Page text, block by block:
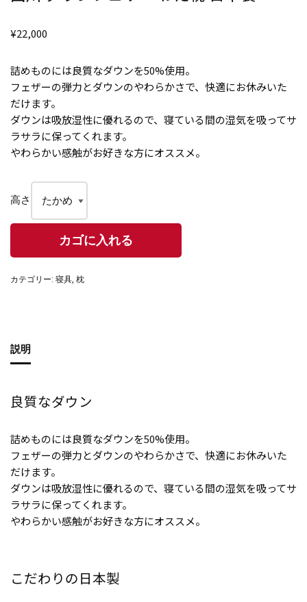
¥22,000
詰めものには良質なダウンを50%使用。
フェザーの弾力とダウンのやわらかさで、快適にお休みいた
だけます。
ダウンは吸放湿性に優れるので、寝ている間の湿気を吸ってサ
ラサラに保ってくれます。
やわらかい感触がお好きな方にオススメ。
高さ
カテゴリー: 寝具, 枕
説明
良質なダウン
詰めものには良質なダウンを50%使用。
フェザーの弾力とダウンのやわらかさで、快適にお休みいた
だけます。
ダウンは吸放湿性に優れるので、寝ている間の湿気を吸ってサ
ラサラに保ってくれます。
やわらかい感触がお好きな方にオススメ。
こだわりの日本製